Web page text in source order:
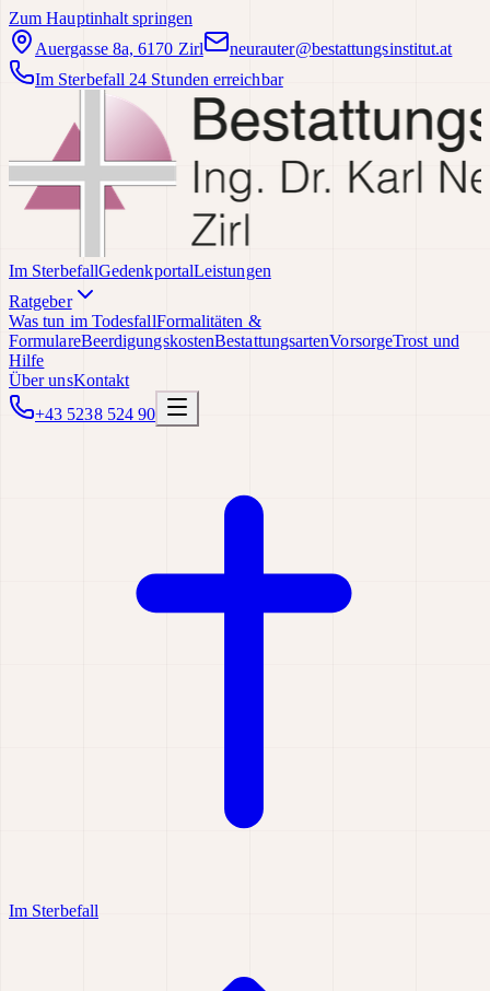
Zum Hauptinhalt springen
Auergasse 8a, 6170 Zirl
neurauter@bestattungsinstitut.at
Im Sterbefall 24 Stunden erreichbar
Im SterbefallGedenkportalLeistungen
Ratgeber
Was tun im TodesfallFormalitäten &
FormulareBeerdigungskostenBestattungsartenVorsorgeTrost und
Hilfe
Über unsKontakt
+43 5238 524 90
Im Sterbefall